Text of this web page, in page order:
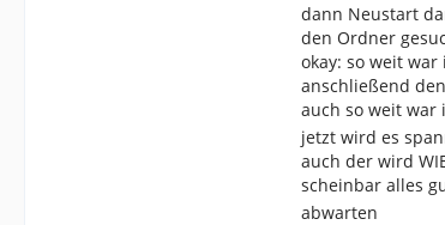
dann Neustart
den Ordner
okay: so weit
anschließend
auch so weit war
jetzt wird es
auch der wird
scheinbar alles
abwarten